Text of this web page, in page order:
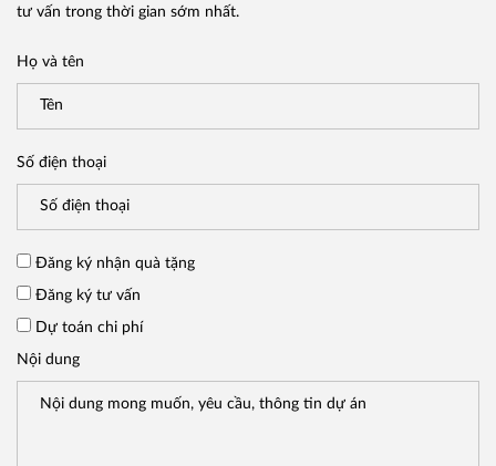
tư vấn trong thời gian sớm nhất.
Họ và tên
Số điện thoại
Đăng ký nhận quà tặng
Đăng ký tư vấn
Dự toán chi phí
Nội dung